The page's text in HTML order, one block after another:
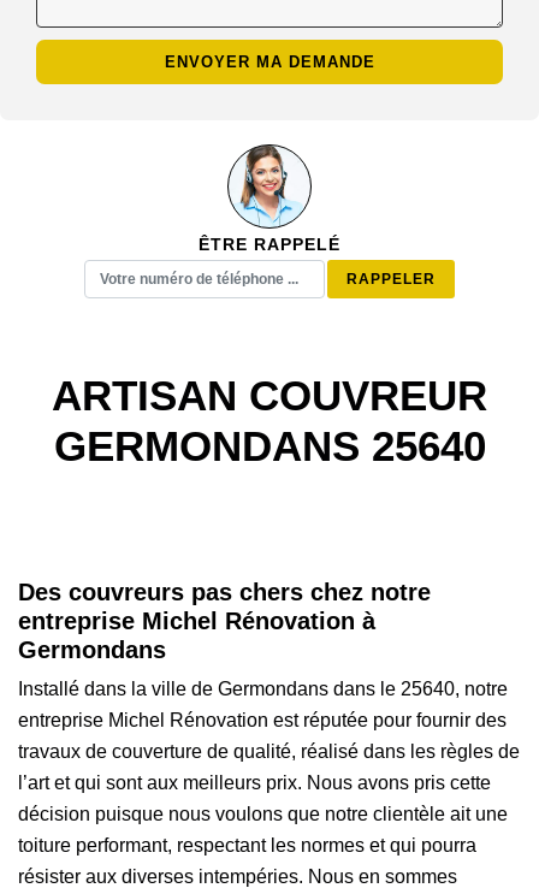
ÊTRE RAPPELÉ
ARTISAN COUVREUR
GERMONDANS 25640
Des couvreurs pas chers chez notre
entreprise Michel Rénovation à
Germondans
Installé dans la ville de Germondans dans le 25640, notre
entreprise Michel Rénovation est réputée pour fournir des
travaux de couverture de qualité, réalisé dans les règles de
l’art et qui sont aux meilleurs prix. Nous avons pris cette
décision puisque nous voulons que notre clientèle ait une
toiture performant, respectant les normes et qui pourra
résister aux diverses intempéries. Nous en sommes